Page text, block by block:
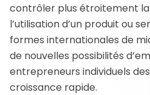
contrôler plus étroitement
l’utilisation d’un produit ou
formes internationales de
de nouvelles possibilités
entrepreneurs individuels
croissance rapide.